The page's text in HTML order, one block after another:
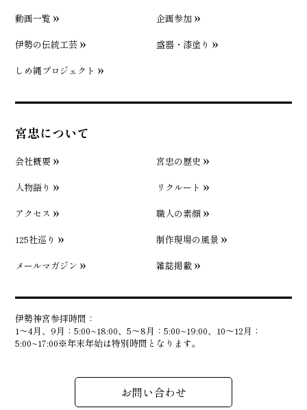
動画一覧
企画参加
伊勢の伝統工芸
盛器・漆塗り
しめ縄プロジェクト
宮忠について
会社概要
宮忠の歴史
人物語り
リクルート
アクセス
職人の素顔
125社巡り
制作現場の風景
メールマガジン
雑誌掲載
伊勢神宮参拝時間：
1〜4月、9月：5:00~18:00、5〜8月：5:00~19:00、10〜12月：
5:00~17:00※年末年始は特別時間となります。
お問い合わせ